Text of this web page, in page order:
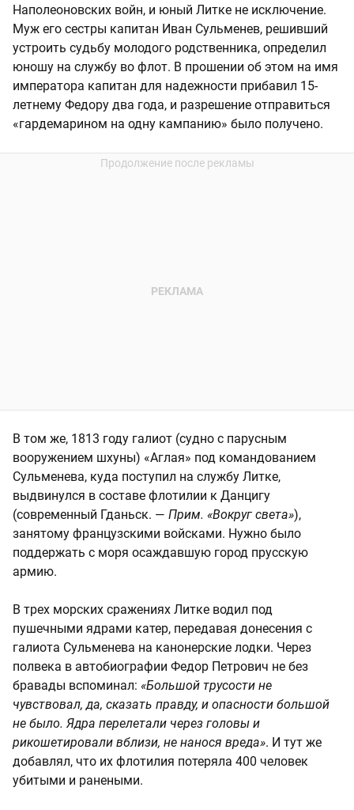
Наполеоновских войн, и юный Литке не исключение.
Муж его сестры капитан Иван Сульменев, решивший
устроить судьбу молодого родственника, определил
юношу на службу во флот. В прошении об этом на имя
императора капитан для надежности прибавил 15-
летнему Федору два года, и разрешение отправиться
«гардемарином на одну кампанию» было получено.
В том же, 1813 году галиот (судно с парусным
вооружением шхуны) «Аглая» под командованием
Сульменева, куда поступил на службу Литке,
выдвинулся в составе флотилии к Данцигу
(современный Гданьск. — Прим. «Вокруг света»),
занятому французскими войсками. Нужно было
поддержать с моря осаждавшую город прусскую
армию.
В трех морских сражениях Литке водил под
пушечными ядрами катер, передавая донесения с
галиота Сульменева на канонерские лодки. Через
полвека в автобиографии Федор Петрович не без
бравады вспоминал: «Большой трусости не
чувствовал, да, сказать правду, и опасности большой
не было. Ядра перелетали через головы и
рикошетировали вблизи, не нанося вреда». И тут же
добавлял, что их флотилия потеряла 400 человек
убитыми и ранеными.